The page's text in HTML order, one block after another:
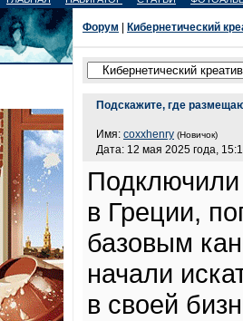
Форум Кибернетический
Подскажите, где
Имя: coxxhenry (Новичок)
Дата: 12 мая 2025 года,
Подключили
в Греции,
базовым
начали
в своей